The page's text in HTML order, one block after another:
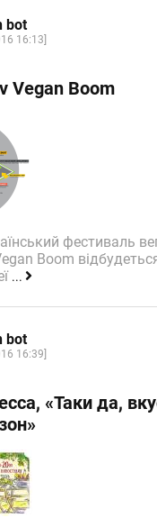
bot
16:13]
Vegan Boom
фестиваль
Boom
...
bot
16:39]
«Таки да,